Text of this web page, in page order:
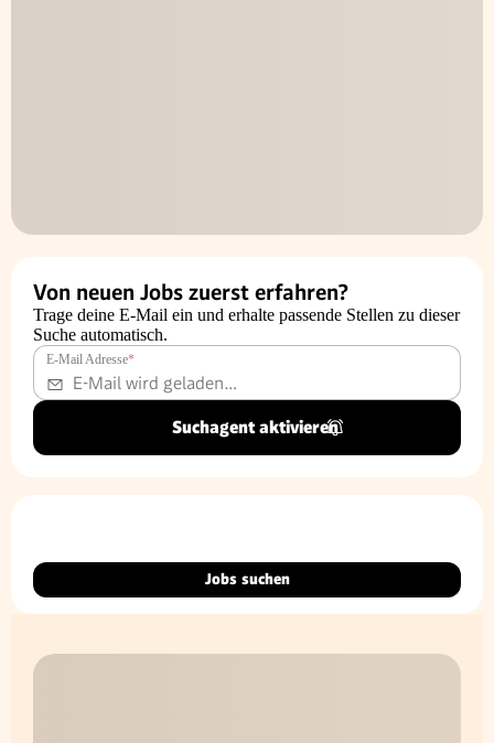
Von neuen Jobs zuerst erfahren?
Trage deine E-Mail ein und erhalte passende Stellen zu dieser
Suche automatisch.
E-Mail Adresse*
Suchagent aktivieren
Jobs suchen